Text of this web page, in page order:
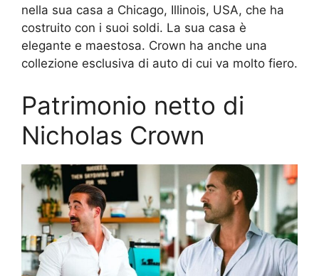
nella sua casa a Chicago, Illinois, USA, che ha
costruito con i suoi soldi. La sua casa è
elegante e maestosa. Crown ha anche una
collezione esclusiva di auto di cui va molto fiero.
Patrimonio netto di
Nicholas Crown